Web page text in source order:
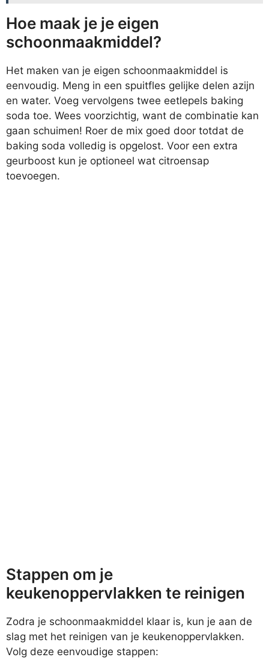
Hoe maak je je eigen
schoonmaakmiddel?
Het maken van je eigen schoonmaakmiddel is
eenvoudig. Meng in een spuitfles gelijke delen azijn
en water. Voeg vervolgens twee eetlepels baking
soda toe. Wees voorzichtig, want de combinatie kan
gaan schuimen! Roer de mix goed door totdat de
baking soda volledig is opgelost. Voor een extra
geurboost kun je optioneel wat citroensap
toevoegen.
Stappen om je
keukenoppervlakken te reinigen
Zodra je schoonmaakmiddel klaar is, kun je aan de
slag met het reinigen van je keukenoppervlakken.
Volg deze eenvoudige stappen: